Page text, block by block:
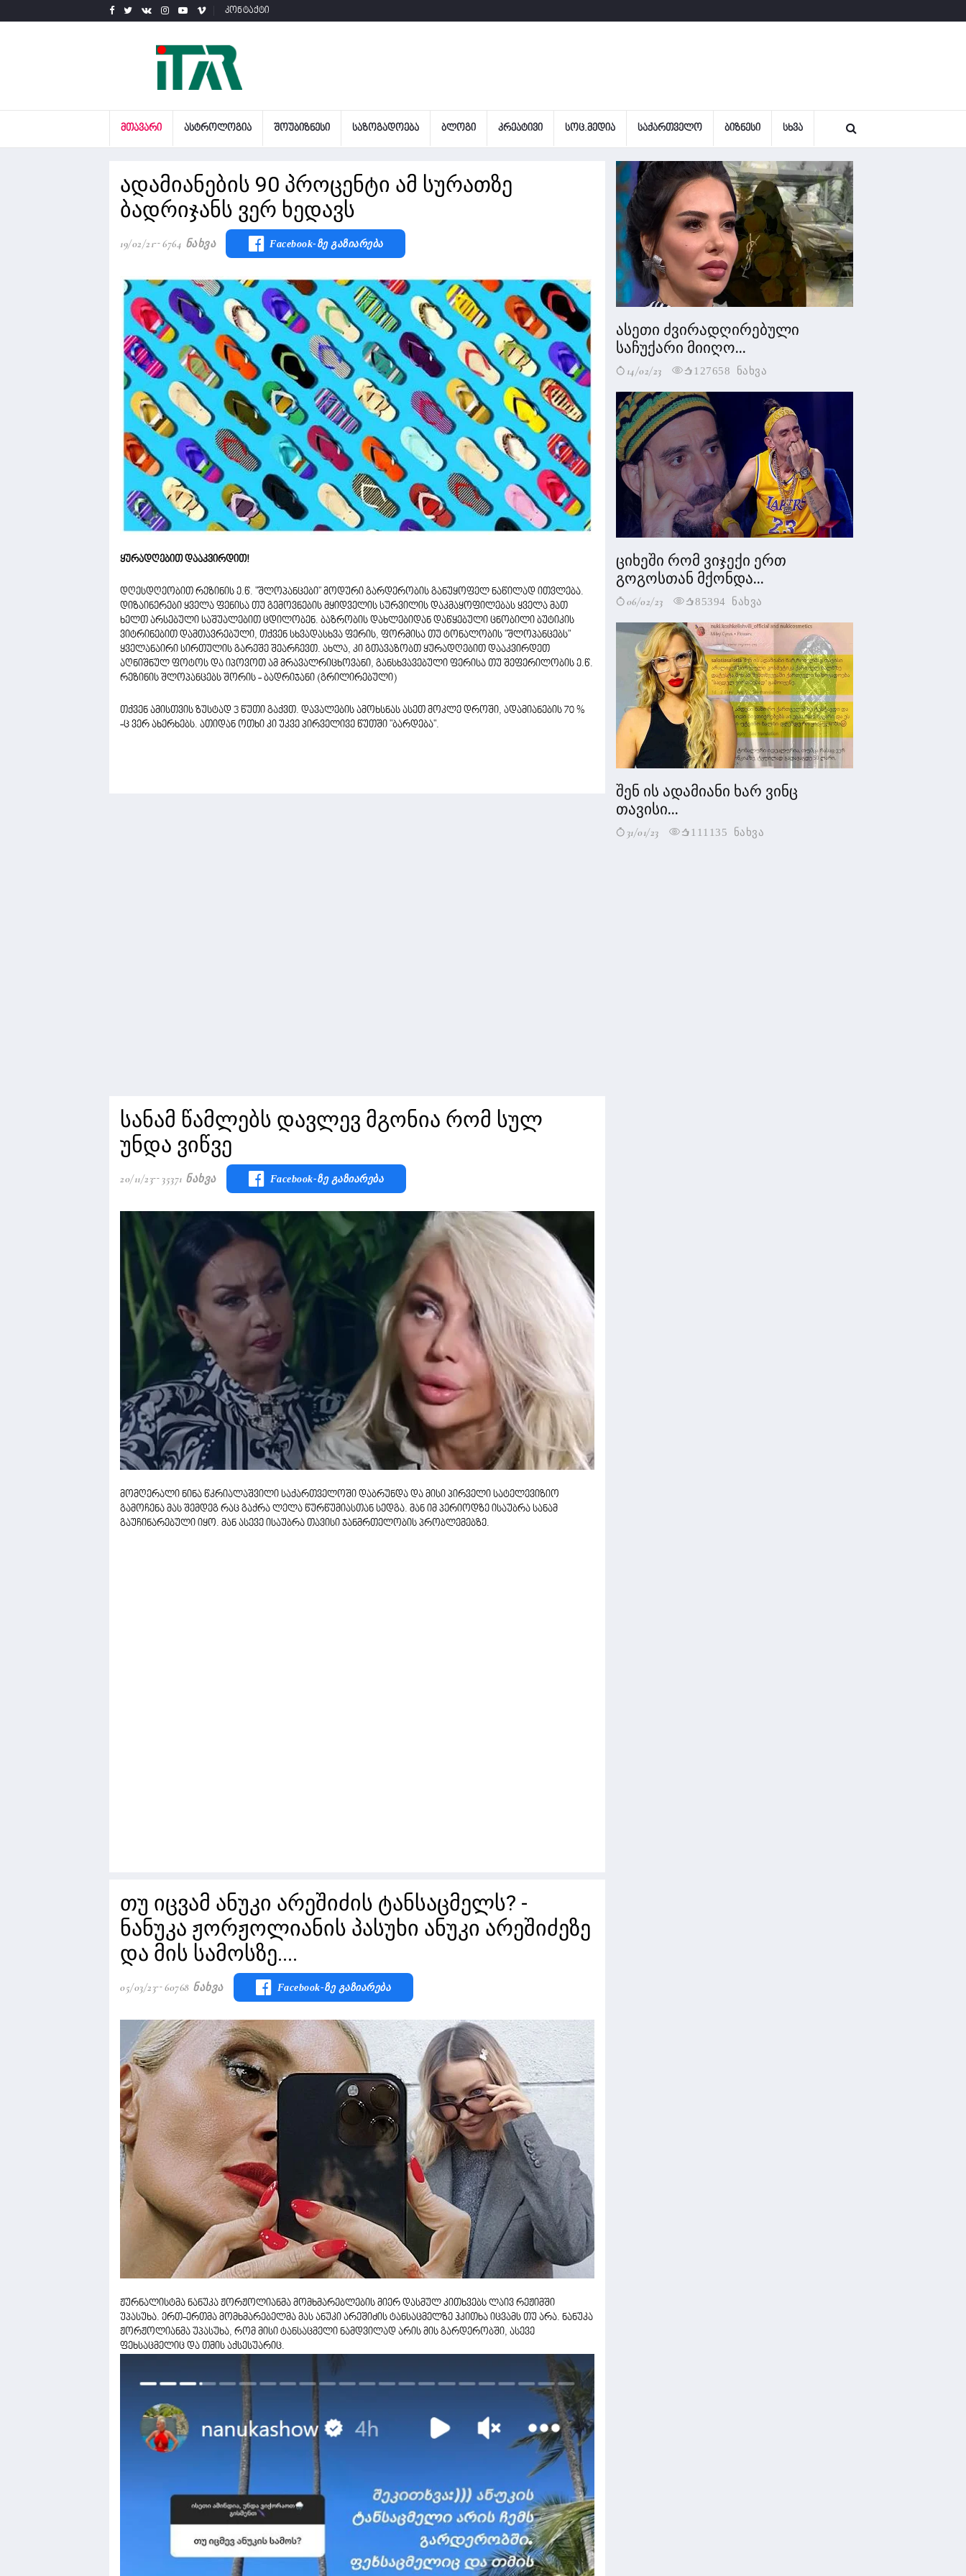
კონტაქტი
ᲛᲗᲐᲕᲐᲠᲘ ᲐᲡᲢᲠᲝᲚᲝᲒᲘᲐ ᲨᲝᲣᲑᲘᲖᲜᲔᲡᲘ ᲡᲐᲖᲝᲒᲐᲓᲝᲔᲑᲐ ᲑᲚᲝᲒᲘ ᲙᲠᲔᲐᲢᲘᲕᲘ ᲡᲝᲪ.ᲛᲔᲓᲘᲐ ᲡᲐᲥᲐᲠᲗᲕᲔᲚᲝ ᲑᲘᲖᲜᲔᲡᲘ ᲡᲮᲕᲐ
ადამიანების 90 პროცენტი ამ სურათზე
ბადრიჯანს ვერ ხედავს
19/02/21 6764 Ნახვა Facebook-Ზე Გაზიარება
ყურადღებით დააკვირდით!
დღესდღეობით რეზინის ე.წ. "შლოპანცები" მოდური გარდერობის განუყოფელ ნაწილად ითვლება.
დიზაინერები ყველა ფენისა თუ გემოვნების მყიდველის სურვილის დაკმაყოფილებას ყველა მათ
ხელთ არსებული საშუალებით ცდილობენ. ბაზრობის დახლებიდან დაწყებული ცნობილი ბუტიკის
ვიტრინებით დამთავრებული, თქვენ სხვადასხვა ფერის, ფორმისა თუ ტონალობის "შლოპანცებს"
ყველანაირი სირთულის გარეშე შეარჩევთ. ახლა, კი გთავაზობთ ყურადღებით დააკვირდეთ
აღნიშნულ ფოტოს და იპოვოთ ამ მრავალრიცხოვანი, განსხვავებული ფერისა თუ შეფერილობის ე.წ.
რეზინის შლოპანცებს შორის - ბადრიჯანი (გრილირებული)
თქვენ ამისთვის ზუსტად 3 წუთი გაქვთ. დავალების ამოხსნას ასეთ მოკლე დროში, ადამიანების 70 %
-ც ვერ ახერხებს. ათიდან ოთხი კი უკვე პირველივე წუთში "ბარდება".
სანამ წამლებს დავლევ მგონია რომ სულ
უნდა ვიწვე
20/11/23 35371 Ნახვა Facebook-Ზე Გაზიარება
მომღერალი ნინა წკრიალაშვილი საქართველოში დაბრუნდა და მისი პირველი სატელევიზიო
გამოჩენა მას შემდეგ რაც გაქრა ლელა წურწუმიასთან სედგა. მან იმ პერიოდზე ისაუბრა სანამ
გაუჩინარებული იყო. მან ასევე ისაუბრა თავისი ჯანმრთელობის პრობლემებზე.
თუ იცვამ ანუკი არეშიძის ტანსაცმელს? -
ნანუკა ჟორჟოლიანის პასუხი ანუკი არეშიძეზე
და მის სამოსზე....
05/03/23 60768 Ნახვა Facebook-Ზე Გაზიარება
ჟურნალისტმა ნანუკა ჟორჟოლიანმა მომხმარებლების მიერ დასმულ კითხვებს ლაივ რეჟიმში
უპასუხა. ერთ-ერთმა მომხმარებელმა მას ანუკი არეშიძის ტანსაცმელზე ჰკითხა იცვამს თუ არა. ნანუკა
ჟორჟოლიანმა უპასუხა, რომ მისი ტანსაცმელი ნამდვილად არის მის გარდერობში, ასევე
ფეხსაცმელიც და თმის აქსესუარიც.
ასეთი ძვირადღირებული
საჩუქარი მიიღო...
14/02/23 127658 ნახვა
ციხეში რომ ვიჯექი ერთ
გოგოსთან მქონდა...
06/02/23 85394 ნახვა
შენ ის ადამიანი ხარ ვინც
თავისი...
31/01/23 111135 ნახვა